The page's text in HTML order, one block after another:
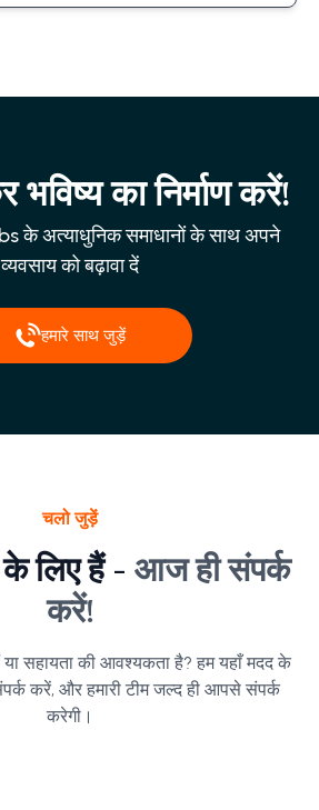
का निर्माण करें!
के अत्याधुनिक समाधानों के साथ अपने
व्यवसाय को बढ़ावा दें
हमारे साथ जुड़ें
चलो जुड़ें
लिए हैं - आज ही संपर्क
करें!
सहायता की आवश्यकता है? हम यहाँ मदद के
करें, और हमारी टीम जल्द ही आपसे संपर्क
करेगी।